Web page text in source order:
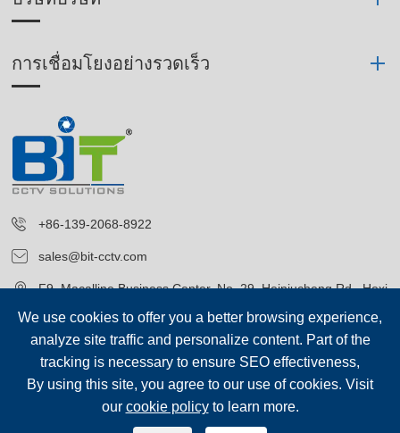
การเชื่อมโยงอย่างรวดเร็ว
+86-139-2068-8922
sales@bit-cctv.com
F9, Macalline Business Center, No. 29, Heiniucheng Rd., Hexi
District, Tianjin, China
We use cookies to offer you a better browsing experience,
analyze site traffic and personalize content. Part of the
tracking is necessary to ensure SEO effectiveness,
By using this site, you agree to our use of cookies. Visit
our cookie policyto learn more.